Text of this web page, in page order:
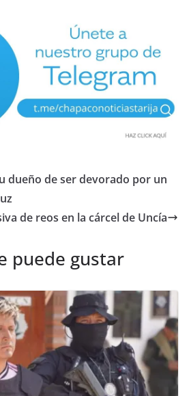
dueño de ser devorado por un
de reos en la cárcel de Uncía
puede gustar